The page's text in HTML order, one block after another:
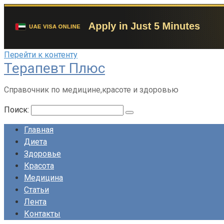
Перейти к контенту
Терапевт Плюс
Справочник по медицине,красоте и здоровью
Поиск:
Главная
Диета
Здоровье
Красота
Медицина
Статьи
Лента
Контакты